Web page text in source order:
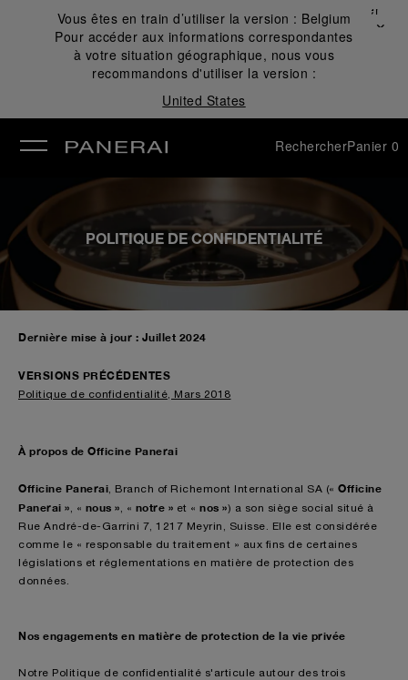
Vous êtes en train d’utiliser la version : Belgium
Pour accéder aux informations correspondantes
à votre situation géographique, nous vous
recommandons d'utiliser la version :
United States
Fermer
✕
RechercherPanier 0
POLITIQUE DE CONFIDENTIALITÉ
Dernière mise à jour : Juillet 2024
VERSIONS PRÉCÉDENTES
Politique de confidentialité, Mars 2018
À propos de Officine Panerai
Officine Panerai , Branch of Richemont International SA (« Officine
Panerai » , « nous » , « notre » et « nos ») a son siège social situé à
Rue André-de-Garrini 7, 1217 Meyrin, Suisse. Elle est considérée
comme le « responsable du traitement » aux fins de certaines
législations et réglementations en matière de protection des
données.
Nos engagements en matière de protection de la vie privée
Notre Politique de confidentialité s'articule autour des trois